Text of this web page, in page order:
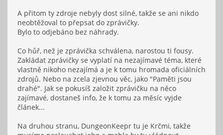
A přitom ty zdroje nebyly dost silné, takže se ani nikdo
neobtěžoval to přepsat do zprávičky.
Bylo to odjebáno bez náhrady.
Co hůř, než je zprávička schválena, narostou ti fousy.
Zakládat zprávičky se vyplatí na nezajímavé téma, které
vlastně nikoho nezajímá a je k tomu hromada oficiálních
zdrojů. Nebo na zcela zjevnou věc, jako "Paměti jsou
drahé". Jak se pokusíš založit zprávičku na něco
zajímavé, dostaneš info, že k tomu za měsíc vyjde
článek...
Na druhou stranu, DungeonKeepr tu je Krčmi, takže